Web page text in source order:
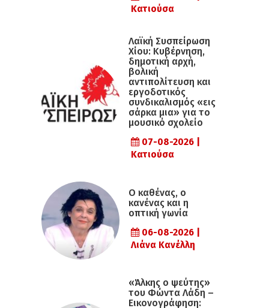
Κατιούσα
Λαϊκή Συσπείρωση
Χίου: Κυβέρνηση,
δημοτική αρχή,
βολική
αντιπολίτευση και
εργοδοτικός
συνδικαλισμός «εις
σάρκα μια» για το
μουσικό σχολείο
07-08-2026 |
Κατιούσα
Ο καθένας, ο
κανένας και η
οπτική γωνία
06-08-2026 |
Λιάνα Κανέλλη
«Άλκης ο ψεύτης»
του Φώντα Λάδη –
Εικονογράφηση: